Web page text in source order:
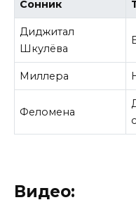
Сонник
Диджитал
Шкулёва
Миллера
Феломена
Видео: